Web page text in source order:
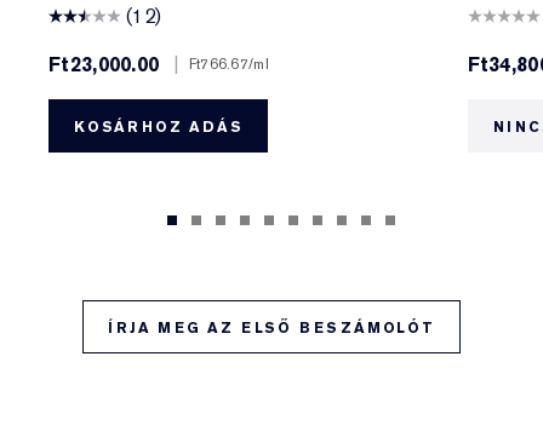
(12)
Ft23,000.00
Ft766.67/ml
KOSÁRHOZ ADÁS
ÍRJA MEG AZ ELSŐ BESZÁMOLÓT